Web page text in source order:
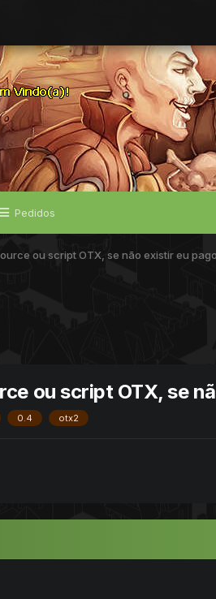
Pedidos
ou script OTX, se não existir eu
ou script OTX, se
0.4 otx2